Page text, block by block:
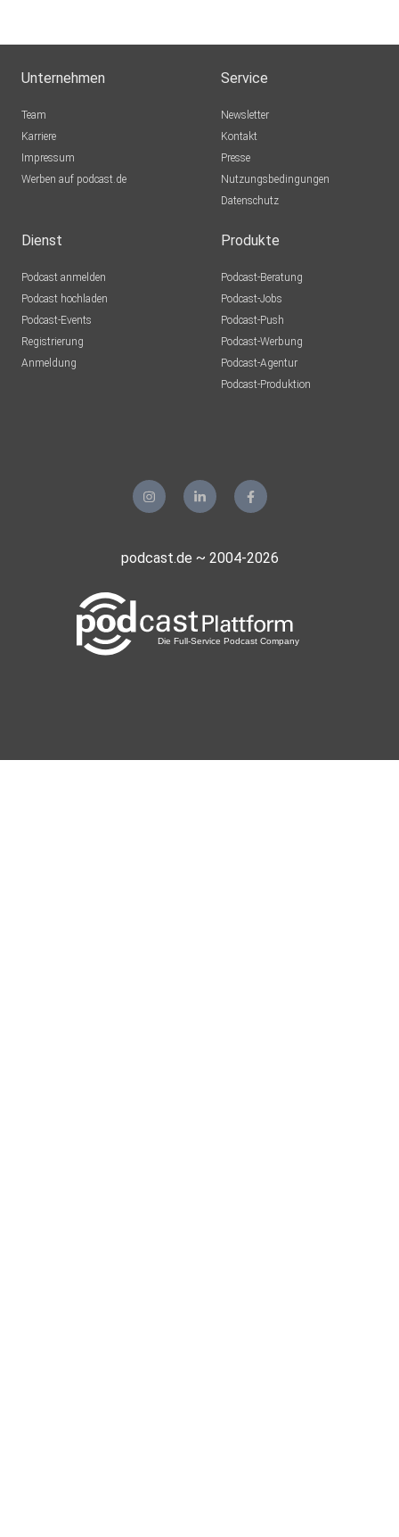
Unternehmen
Team
Karriere
Impressum
Werben auf podcast.de
Service
Newsletter
Kontakt
Presse
Nutzungsbedingungen
Datenschutz
Dienst
Podcast anmelden
Podcast hochladen
Podcast-Events
Registrierung
Anmeldung
Produkte
Podcast-Beratung
Podcast-Jobs
Podcast-Push
Podcast-Werbung
Podcast-Agentur
Podcast-Produktion
podcast.de ~ 2004-2026